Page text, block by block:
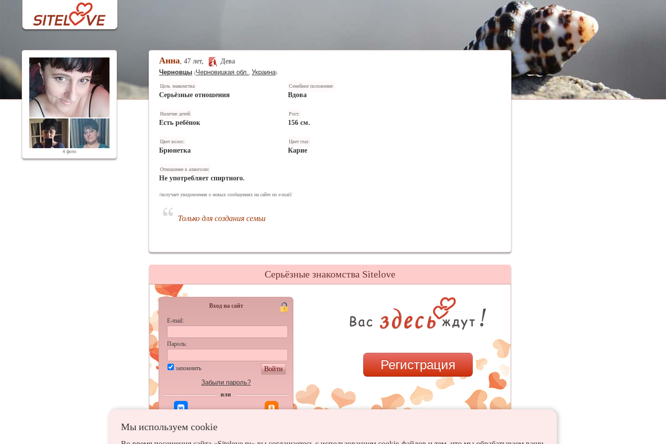
4 фото
Анна, 47 лет,
Дева
Черновцы (Черновицкая обл. Украина)
Цель знакомства:
Серьёзные отношения
Семейное положение:
Вдова
Наличие детей:
Есть ребёнок
Рост:
156 см.
Цвет волос:
Брюнетка
Цвет глаз:
Карие
Отношение к алкоголю:
Не употребляет спиртного.
/получает уведомления о новых сообщениях на сайте по e-mail/
Только для создания семьи
Мы используем сookie
Серьёзные знакомства Sitelove
Вход на сайт
E-mail:
Пароль:
запомнить
Войти
Забыли пароль?
или
Регистрация